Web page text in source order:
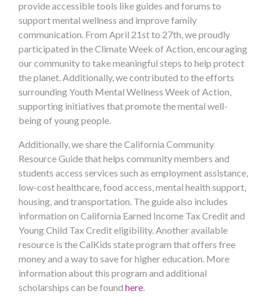
provide accessible tools like guides and forums to
support mental wellness and improve family
communication. From April 21st to 27th, we proudly
participated in the Climate Week of Action, encouraging
our community to take meaningful steps to help protect
the planet. Additionally, we contributed to the efforts
surrounding Youth Mental Wellness Week of Action,
supporting initiatives that promote the mental well-
being of young people.
Additionally, we share the California Community
Resource Guide that helps community members and
students access services such as employment assistance,
low-cost healthcare, food access, mental health support,
housing, and transportation. The guide also includes
information on California Earned Income Tax Credit and
Young Child Tax Credit eligibility. Another available
resource is the CalKids state program that offers free
money and a way to save for higher education. More
information about this program and additional
scholarships can be foundhere.